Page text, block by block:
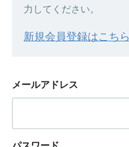
力してください。
新規会員登録はこちら
メールアドレス